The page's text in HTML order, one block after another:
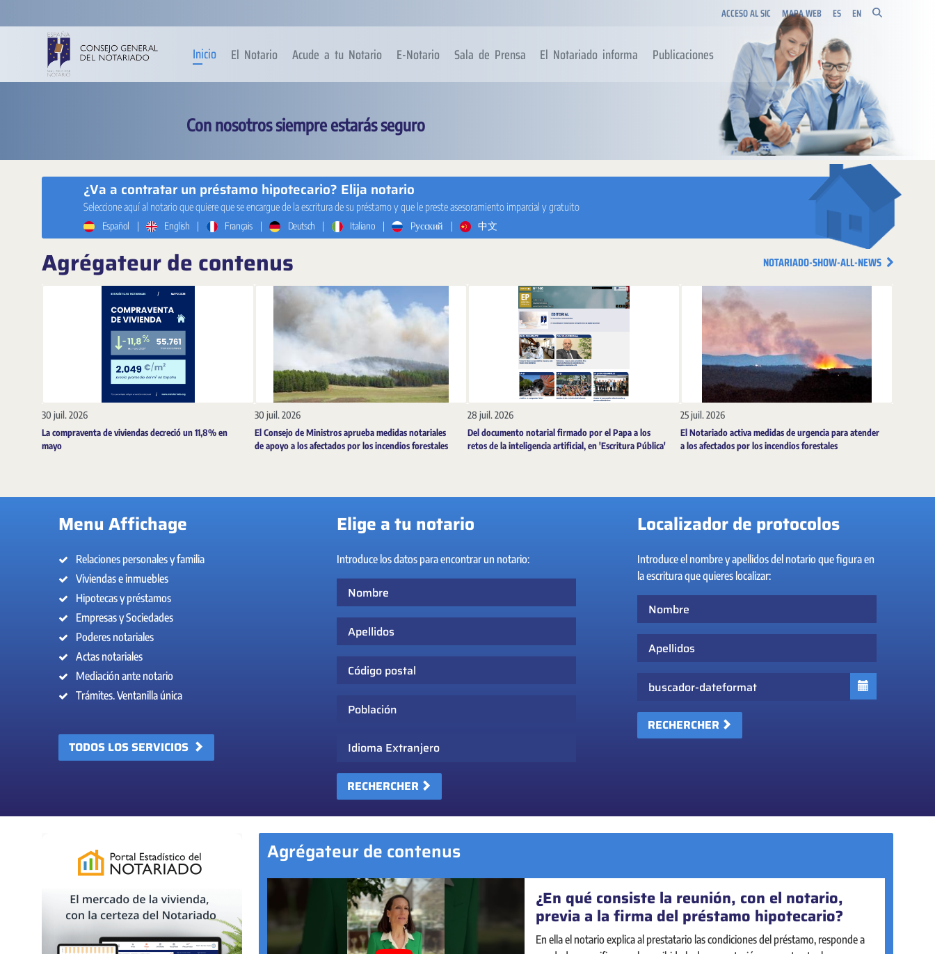
ACCESO AL SIC MAPA WEB ES EN
Inicio El Notario Acude a tu Notario E-Notario Sala de Prensa El Notariado informa Publicaciones
Con nosotros siempre estarás seguro
¿Va a contratar un préstamo hipotecario? Elija notario
Seleccione aquí al notario que quiere que se encargue de la escritura de su préstamo y que le preste asesoramiento imparcial y gratuito
Español | English | Français | Deutsch | Italiano | Pусский | 中文
Agrégateur de contenus NOTARIADO-SHOW-ALL-NEWS
30 juil. 2026
La compraventa de viviendas decreció un 11,8% en
mayo
30 juil. 2026
El Consejo de Ministros aprueba medidas notariales
de apoyo a los afectados por los incendios forestales
28 juil. 2026
Del documento notarial firmado por el Papa a los
retos de la inteligencia artificial, en 'Escritura Pública'
25 juil. 2026
El Notariado activa medidas de urgencia para atender
a los afectados por los incendios forestales
Menu Affichage
Relaciones personales y familia
Viviendas e inmuebles
Hipotecas y préstamos
Empresas y Sociedades
Poderes notariales
Actas notariales
Mediación ante notario
Trámites. Ventanilla única
TODOS LOS SERVICIOS
Elige a tu notario
Introduce los datos para encontrar un notario:
Idioma Extranjero
RECHERCHER
Localizador de protocolos
Introduce el nombre y apellidos del notario que figura en
la escritura que quieres localizar:
RECHERCHER
Agrégateur de contenus
¿En qué consiste la reunión, con el notario,
previa a la firma del préstamo hipotecario?
En ella el notario explica al prestatario las condiciones del préstamo, responde a
¿Se pueden otorgar actos societarios online?
Sí. Desde 2023, la mayoría de actos societarios pueden realizarse online, en la
Sede Electrónica Notarial, de forma ágil y accesible, con la misma seguridad que